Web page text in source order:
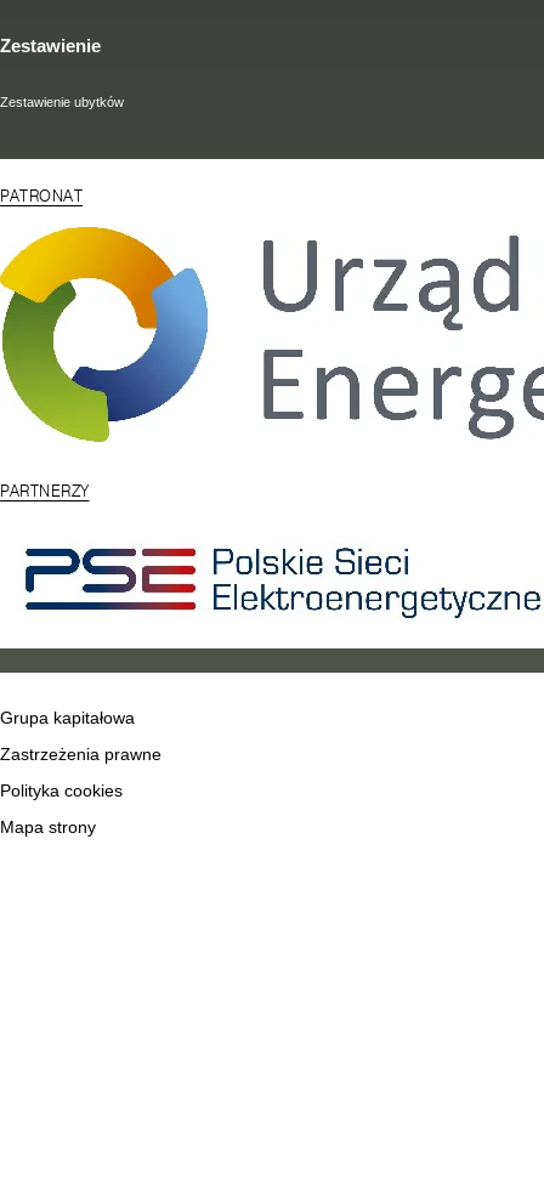
Zestawienie
Zestawienie ubytków
PATRONAT
PARTNERZY
Grupa kapitałowa
Zastrzeżenia prawne
Polityka cookies
Mapa strony